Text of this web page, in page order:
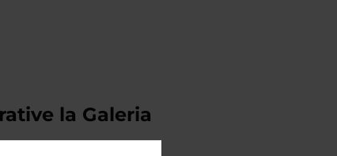
la Galeria